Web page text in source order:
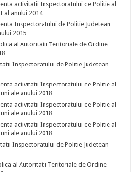
activitatii Inspectoratului de Politie al
al anului 2014
Inspectoratului de Politie Judetean
2015
al Autoritatii Teritoriale de Ordine
Inspectoratului de Politie Judetean
activitatii Inspectoratului de Politie al
ale anului 2018
activitatii Inspectoratului de Politie al
ale anului 2018
activitatii Inspectoratului de Politie al
ale anului 2018
Inspectoratului de Politie Judetean
al Autoritatii Teritoriale de Ordine